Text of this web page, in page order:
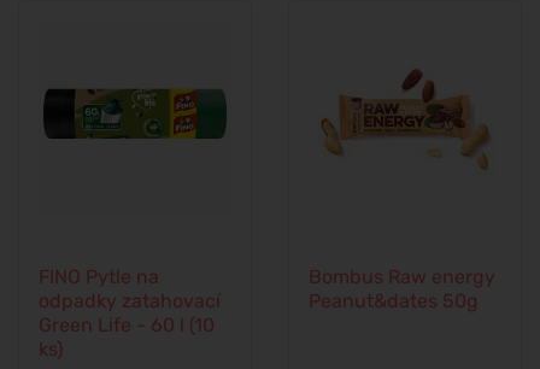
FINO Pytle na
odpadky zatahovací
Green Life - 60 l (10
ks)
Bombus Raw energy
Peanut&dates 50g